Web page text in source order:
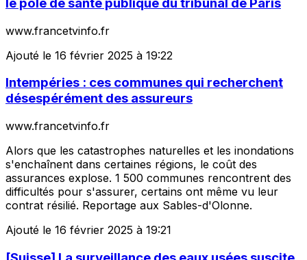
www.francetvinfo.fr
Ajouté le 16 février 2025 à 19:22
Intempéries : ces communes qui recherchent
désespérément des assureurs
www.francetvinfo.fr
Alors que les catastrophes naturelles et les inondations
s'enchaînent dans certaines régions, le coût des
assurances explose. 1 500 communes rencontrent des
difficultés pour s'assurer, certains ont même vu leur
contrat résilié. Reportage aux Sables-d'Olonne.
Ajouté le 16 février 2025 à 19:21